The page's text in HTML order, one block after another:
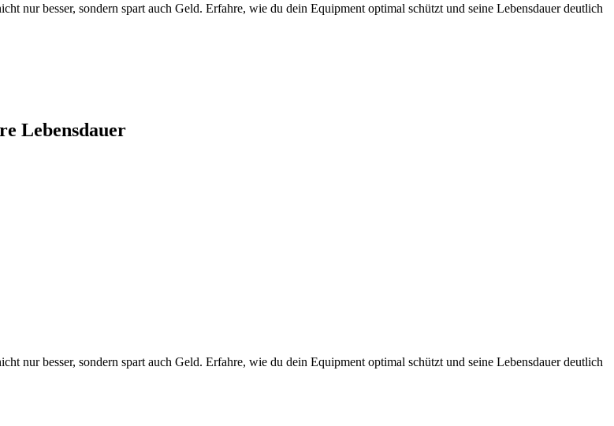
nur besser, sondern spart auch Geld. Erfahre, wie du dein Equipment optimal schützt und seine Lebensdauer deutlich
Lebensdauer
nur besser, sondern spart auch Geld. Erfahre, wie du dein Equipment optimal schützt und seine Lebensdauer deutlich